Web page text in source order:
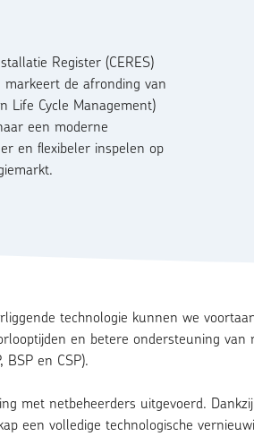
Register (CERES)
markeert de afronding van
Life Cycle Management)
een moderne
en flexibeler inspelen op
technologie kunnen we
en betere ondersteuning
en CSP).
met netbeheerders uitgevoerd.
een volledige technologische